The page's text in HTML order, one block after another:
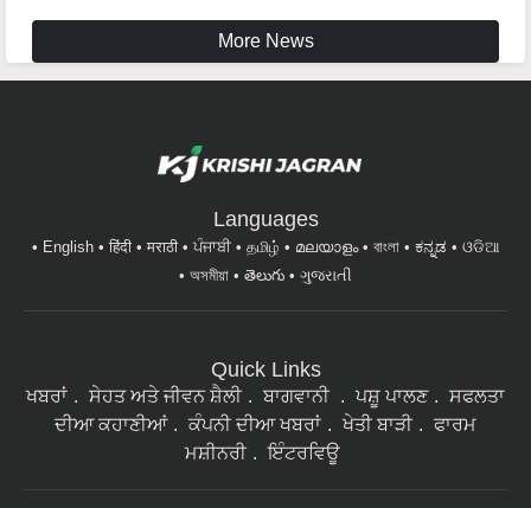
More News
Languages
English हिंदी मराठी ਪੰਜਾਬੀ தமிழ் മലയാളം বাংলা ಕನ್ನಡ
ଓଡିଆ
অসমীয়া
తెలుగు ગુજરાતી
Quick Links
ਖਬਰਾਂ ਸੇਹਤ ਅਤੇ ਜੀਵਨ ਸ਼ੈਲੀ ਬਾਗਵਾਨੀ ਪਸ਼ੂ ਪਾਲਣ
ਸਫਲਤਾ
ਦੀਆ ਕਹਾਣੀਆਂ
ਕੰਪਨੀ ਦੀਆ ਖਬਰਾਂ ਖੇਤੀ ਬਾੜੀ
ਫਾਰਮ
ਮਸ਼ੀਨਰੀ
ਇੰਟਰਵਿਊ